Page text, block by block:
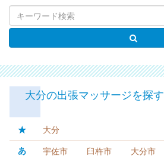
大分の出張マッサージを探す
★
大分
あ
宇佐市 臼杵市 大分市